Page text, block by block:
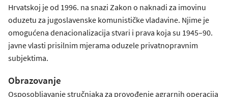
Hrvatskoj je od 1996. na snazi Zakon o naknadi za imovinu
oduzetu za jugoslavenske komunističke vladavine. Njime je
omogućena denacionalizacija stvari i prava koja su 1945–90.
javne vlasti prisilnim mjerama oduzele privatnopravnim
subjektima.
Obrazovanje
Osposobljavanje stručnjaka za provođenje agrarnih operacija